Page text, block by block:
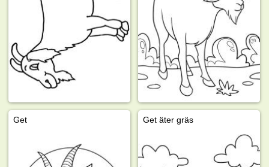
Get Get äter gräs